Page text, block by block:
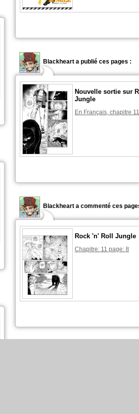
Blackheart a publié ces pages :
Nouvelle sortie sur
Jungle
En Français, chapitre
Blackheart a commenté ces
Rock 'n' Roll Jungle
Chapitre: 11 page: 8